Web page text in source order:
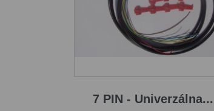
7 PIN - Univerzálna...